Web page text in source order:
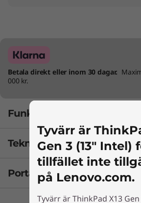
Betala direkt eller inom 30 dagar.
000 kr.
Funktioner
Tekniska specifikationer
Batteri
Upp till 9,1 timmar*, 41 Wh (MM18)
Portar och kortplatser
Tyvärr är
Gen 3 (13" Intel)
tillfället inte
på Lenovo.com.
Tyvärr är ThinkPad X13